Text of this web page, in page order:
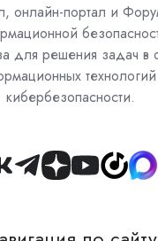
онлайн-портал и
для решения задач в
кибербезопасности.
Join